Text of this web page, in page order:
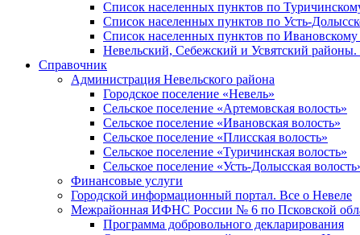
Список населенных пунктов по
Список населенных пунктов по Усть-
Список населенных пунктов по Ивановскому
Невельский, Себежский и Усвятский районы.
Справочник
Администрация Невельского района
Городское поселение «Невель»
Сельское поселение «Артемовская волость»
Сельское поселение «Ивановская волость»
Сельское поселение «Плисская волость»
Сельское поселение «Туричинская волость»
Сельское поселение «Усть-Долысская
Финансовые услуги
Городской информационный портал. Все о Невеле
Межрайонная ИФНС России № 6 по Псковской
Программа добровольного декларирования